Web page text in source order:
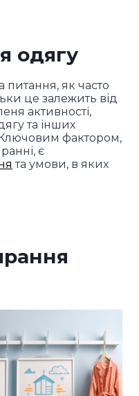
одягу
питання, як часто
це залежить від
активності,
та інших
Ключовим фактором,
є
та умови, в яких